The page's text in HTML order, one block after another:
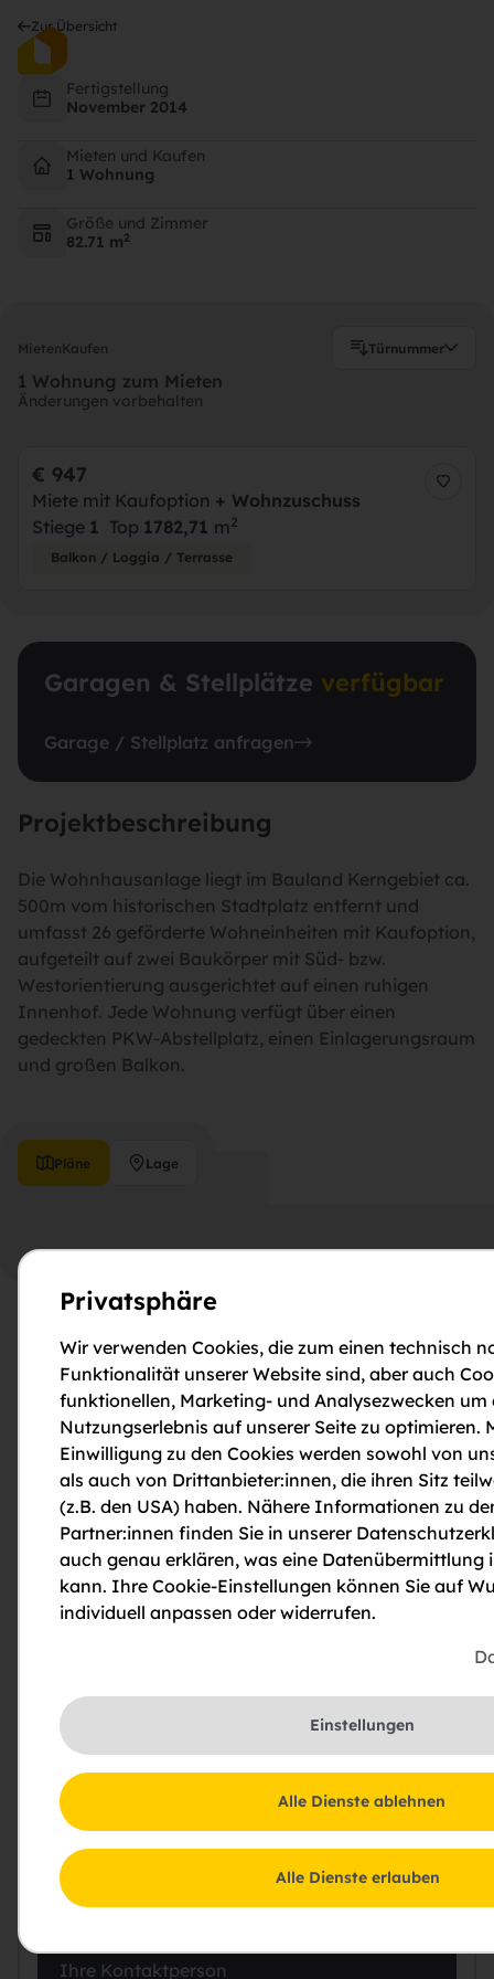
Zur Übersicht
Fertigstellung
November 2014
Mieten und Kaufen
1 Wohnung
Größe und Zimmer
82.71 m2
1 Wohnung zum Mieten
Änderungen vorbehalten
Mieten Kaufen Türnummer
Stiege 1 Top 1782,71 m2
Balkon / Loggia / Terrasse
Miete mit Kaufoption + Wohnzuschuss
€ 947
Garagen & Stellplätze verfügbar
Garage / Stellplatz anfragen
Projektbeschreibung
Die Wohnhausanlage liegt im Bauland Kerngebiet ca.
500m vom historischen Stadtplatz entfernt und
umfasst 26 geförderte Wohneinheiten mit Kaufoption,
aufgeteilt auf zwei Baukörper mit Süd- bzw.
Westorientierung ausgerichtet auf einen ruhigen
Innenhof. Jede Wohnung verfügt über einen
gedeckten PKW-Abstellplatz, einen Einlagerungsraum
und großen Balkon.
Pläne Lage
Weitere Information
Downloads und weiterführende Links im
Überblick
Exposé
2014-07-15-EAW-Stiege2-Gmünd
Ihre Kontaktperson
Privatsphäre
Wir verwenden Cookies, die zum einen technisch
Funktionalität unserer Website sind, aber auch
funktionellen, Marketing- und Analysezwecken um
Nutzungserlebnis auf unserer Seite zu optimieren.
Einwilligung zu den Cookies werden sowohl von
als auch von Drittanbieter:innen, die ihren Sitz
(z.B. den USA) haben. Nähere Informationen zu
Partner:innen finden Sie in unserer
auch genau erklären, was eine Datenübermittlung
kann. Ihre Cookie-Einstellungen können Sie auf
individuell anpassen oder widerrufen.
Einstellungen
Alle Dienste ablehnen
Alle Dienste erlauben